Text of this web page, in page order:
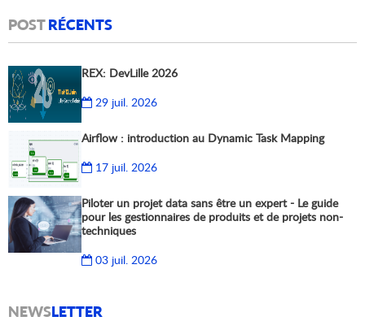
POSTRÉCENTS
REX: DevLille 2026
29 juil. 2026
Airflow : introduction au Dynamic Task Mapping
17 juil. 2026
Piloter un projet data sans être un expert - Le guide
pour les gestionnaires de produits et de projets non-
techniques
03 juil. 2026
NEWSLETTER